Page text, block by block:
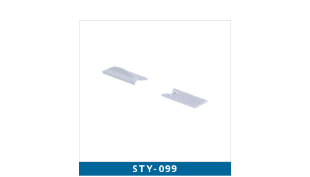
STY-099